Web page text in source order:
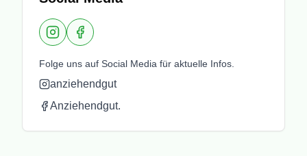
InstagramFacebook
Folge uns auf Social Media für aktuelle Infos.
anziehendgut
Anziehendgut.